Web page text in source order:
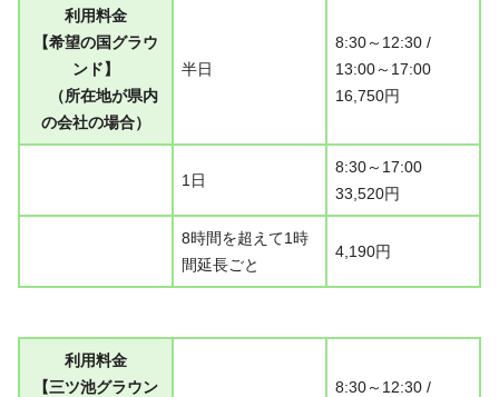
利用料金
【希望の国グラウ
ンド】
（所在地が県内
の会社の場合）
半日
8:30～12:30 /
13:00～17:00
16,750円
1日
8:30～17:00
33,520円
8時間を超えて1時
間延長ごと
4,190円
利用料金
【三ツ池グラウン
8:30～12:30 /